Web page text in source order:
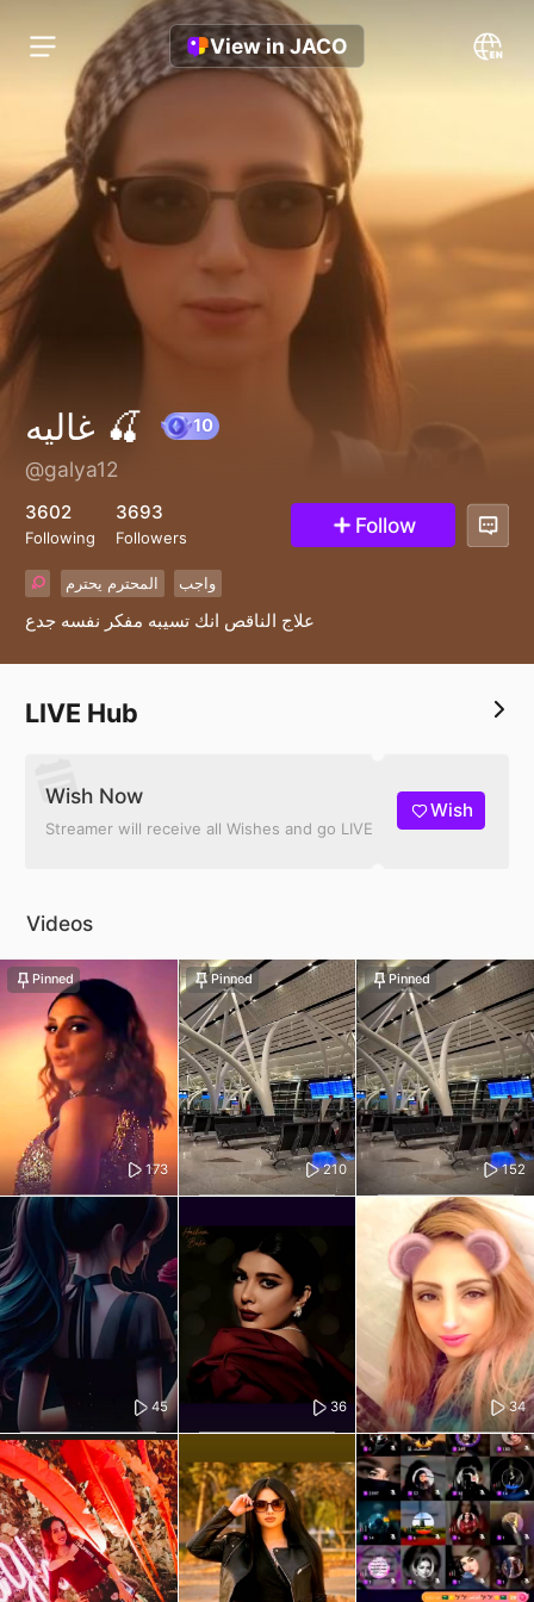
View in JACO
غاليه 🍒
@galya12
3602
Following
3693
Followers Follow
المحترم يحترم واجب
علاج الناقص انك تسيبه مفكر نفسه جدع
LIVE Hub
Wish Now
Streamer will receive all Wishes and go LIVE
Wish
Videos
173
Pinned
210
Pinned
152
Pinned
45 36 34